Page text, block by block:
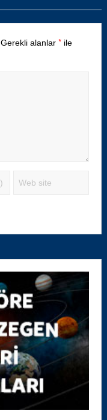
Gerekli alanlar *ile